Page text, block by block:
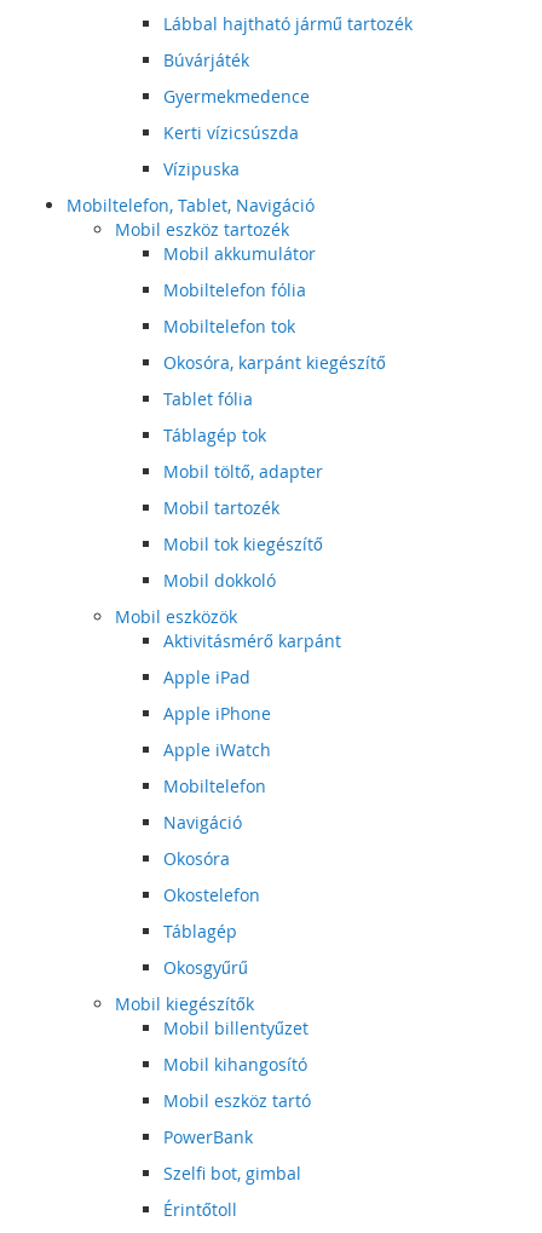
Lábbal hajtható jármű tartozék
Búvárjáték
Gyermekmedence
Kerti vízicsúszda
Vízipuska
Mobiltelefon, Tablet, Navigáció
Mobil eszköz tartozék
Mobil akkumulátor
Mobiltelefon fólia
Mobiltelefon tok
Okosóra, karpánt kiegészítő
Tablet fólia
Táblagép tok
Mobil töltő, adapter
Mobil tartozék
Mobil tok kiegészítő
Mobil dokkoló
Mobil eszközök
Aktivitásmérő karpánt
Apple iPad
Apple iPhone
Apple iWatch
Mobiltelefon
Navigáció
Okosóra
Okostelefon
Táblagép
Okosgyűrű
Mobil kiegészítők
Mobil billentyűzet
Mobil kihangosító
Mobil eszköz tartó
PowerBank
Szelfi bot, gimbal
Érintőtoll